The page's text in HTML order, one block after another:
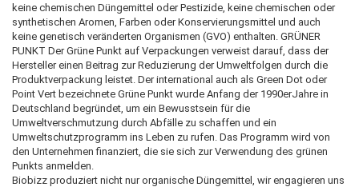
keine chemischen Düngemittel oder Pestizide, keine chemischen oder
synthetischen Aromen, Farben oder Konservierungsmittel und auch
keine genetisch veränderten Organismen (GVO) enthalten. GRÜNER
PUNKT Der Grüne Punkt auf Verpackungen verweist darauf, dass der
Hersteller einen Beitrag zur Reduzierung der Umweltfolgen durch die
Produktverpackung leistet. Der international auch als Green Dot oder
Point Vert bezeichnete Grüne Punkt wurde Anfang der 1990erJahre in
Deutschland begründet, um ein Bewusstsein für die
Umweltverschmutzung durch Abfälle zu schaffen und ein
Umweltschutzprogramm ins Leben zu rufen. Das Programm wird von
den Unternehmen finanziert, die sie sich zur Verwendung des grünen
Punkts anmelden.
Biobizz produziert nicht nur organische Düngemittel, wir engagieren uns